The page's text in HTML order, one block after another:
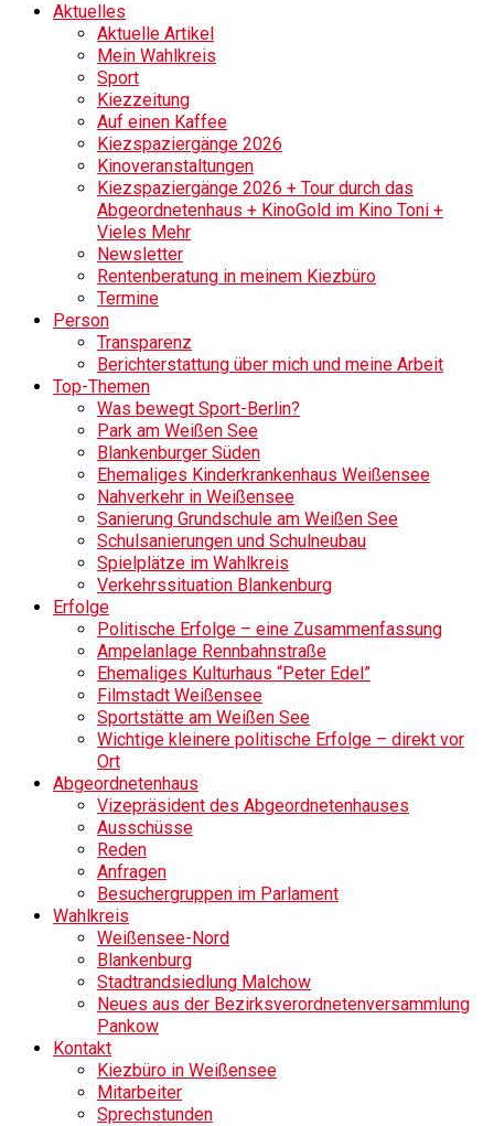
Aktuelles
Aktuelle Artikel
Mein Wahlkreis
Sport
Kiezzeitung
Auf einen Kaffee
Kiezspaziergänge 2026
Kinoveranstaltungen
Kiezspaziergänge 2026 + Tour durch das
Abgeordnetenhaus + KinoGold im Kino Toni +
Vieles Mehr
Newsletter
Rentenberatung in meinem Kiezbüro
Termine
Person
Transparenz
Berichterstattung über mich und meine Arbeit
Top-Themen
Was bewegt Sport-Berlin?
Park am Weißen See
Blankenburger Süden
Ehemaliges Kinderkrankenhaus Weißensee
Nahverkehr in Weißensee
Sanierung Grundschule am Weißen See
Schulsanierungen und Schulneubau
Spielplätze im Wahlkreis
Verkehrssituation Blankenburg
Erfolge
Politische Erfolge – eine Zusammenfassung
Ampelanlage Rennbahnstraße
Ehemaliges Kulturhaus “Peter Edel”
Filmstadt Weißensee
Sportstätte am Weißen See
Wichtige kleinere politische Erfolge – direkt vor
Ort
Abgeordnetenhaus
Vizepräsident des Abgeordnetenhauses
Ausschüsse
Reden
Anfragen
Besuchergruppen im Parlament
Wahlkreis
Weißensee-Nord
Blankenburg
Stadtrandsiedlung Malchow
Neues aus der Bezirksverordnetenversammlung
Pankow
Kontakt
Kiezbüro in Weißensee
Mitarbeiter
Sprechstunden